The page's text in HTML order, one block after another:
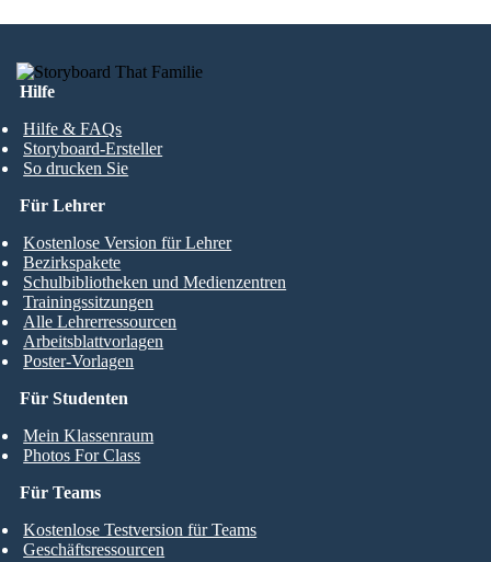
Hilfe
Hilfe & FAQs
Storyboard-Ersteller
So drucken Sie
Für Studenten
Mein Klassenraum
Photos For Class
Für Lehrer
Kostenlose Version für Lehrer
Bezirkspakete
Schulbibliotheken und Medienzentren
Trainingssitzungen
Alle Lehrerressourcen
Arbeitsblattvorlagen
Poster-Vorlagen
Für Teams
Kostenlose Testversion für Teams
Geschäftsressourcen